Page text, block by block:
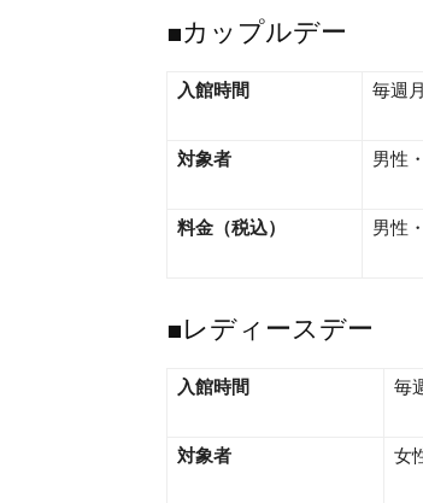
■カップルデー
入館時間 毎週
対象者 男性
料金（税込） 男性
■レディースデー
入館時間 毎
対象者 女